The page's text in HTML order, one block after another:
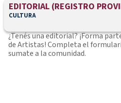
EDITORIAL (REGISTRO
CULTURA
¿Tenés una editorial? ¡Forma
de Artistas! Completa el
sumate a la comunidad.